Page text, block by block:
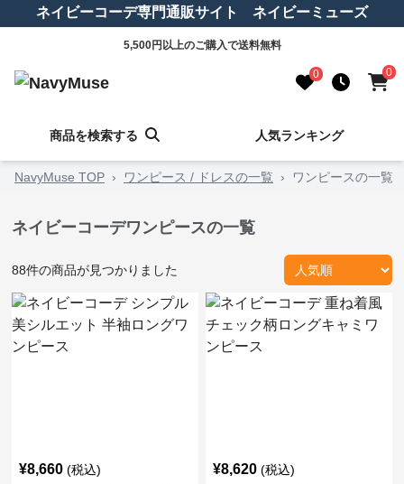
ネイビーコーデ専門通販サイト ネイビーミューズ
5,500円以上のご購入で送料無料
0 0
商品を検索する 人気ランキング
NavyMuse TOP › ワンピース / ドレスの一覧 › ワンピースの一覧
ネイビーコーデワンピースの一覧
88件の商品が見つかりました
¥8,660 (税込) ¥8,620 (税込)